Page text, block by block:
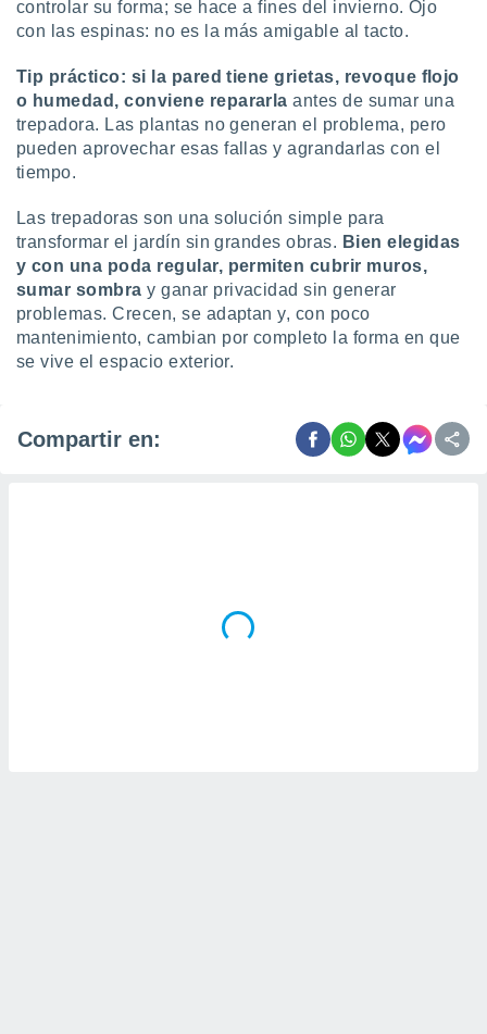
controlar su forma; se hace a fines del invierno. Ojo
con las espinas: no es la más amigable al tacto.
Tip práctico: si la pared tiene grietas, revoque flojo
o humedad, conviene repararla antes de sumar una
trepadora. Las plantas no generan el problema, pero
pueden aprovechar esas fallas y agrandarlas con el
tiempo.
Las trepadoras son una solución simple para
transformar el jardín sin grandes obras. Bien elegidas
y con una poda regular, permiten cubrir muros,
sumar sombra y ganar privacidad sin generar
problemas. Crecen, se adaptan y, con poco
mantenimiento, cambian por completo la forma en que
se vive el espacio exterior.
Compartir en: